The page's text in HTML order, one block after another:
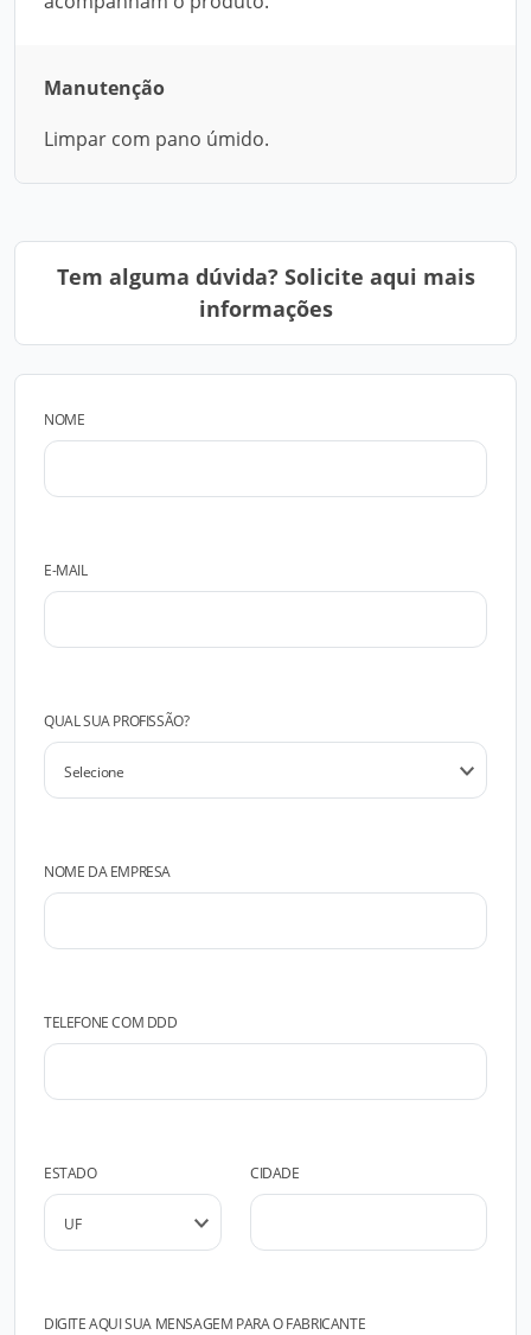
Manutenção
Limpar com pano úmido.
Tem alguma dúvida? Solicite aqui mais
informações
NOME
E-MAIL
QUAL SUA PROFISSÃO?
NOME DA EMPRESA
TELEFONE COM DDD
ESTADO CIDADE
DIGITE AQUI SUA MENSAGEM PARA O FABRICANTE